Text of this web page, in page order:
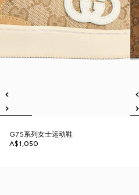
G75系列女士运动鞋
A$1,050